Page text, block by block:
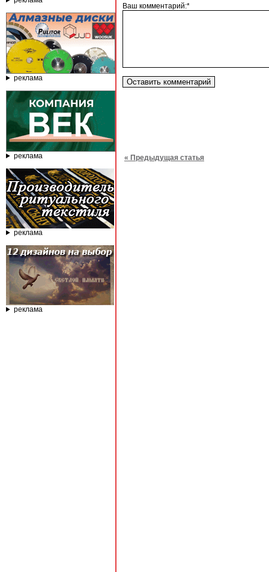
реклама
реклама
реклама
реклама
Ваш комментарий:*
« Предыдущая статья